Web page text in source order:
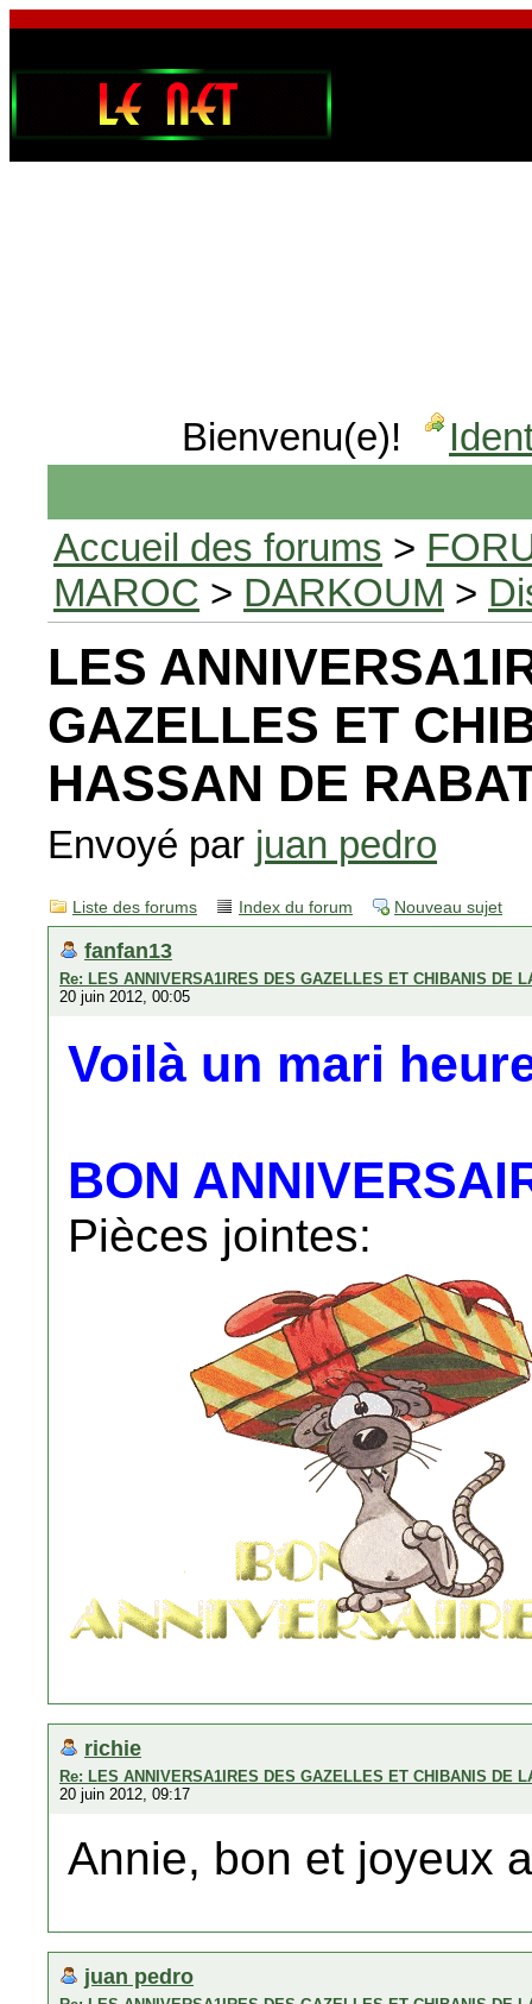
Bienvenu(e)!
Accueil des forums >
MAROC > DARKOUM >
LES
GAZELLES ET
HASSAN DE
Envoyé par juan pedro
Liste des forums Index du forum Nouveau sujet
fanfan13
Re: LES ANNIVERSA1IRES DES GAZELLES ET CHIBANIS DE
20 juin 2012, 00:05
Voilà un mari
BON
Pièces jointes:
richie
Re: LES ANNIVERSA1IRES DES GAZELLES ET CHIBANIS DE
20 juin 2012, 09:17
Annie, bon et joyeux
juan pedro